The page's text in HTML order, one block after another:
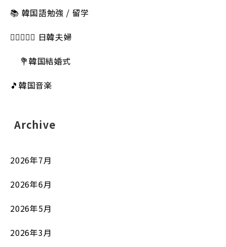
📚 韓国語勉強 / 留学
👩🏻‍❤️‍👨🏻 日韓夫婦
💐韓国結婚式
🎵韓国音楽
Archive
2026年7月
2026年6月
2026年5月
2026年3月